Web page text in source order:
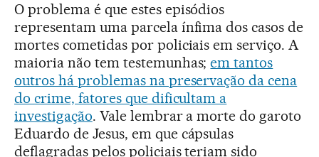
O problema é que estes episódios
representam uma parcela ínfima dos casos de
mortes cometidas por policiais em serviço. A
maioria não tem testemunhas;em tantos
outros há problemas na preservação da cena
do crime, fatores que dificultam a
investigação. Vale lembrar a morte do garoto
Eduardo de Jesus, em que cápsulas
deflagradas pelos policiais teriam sido